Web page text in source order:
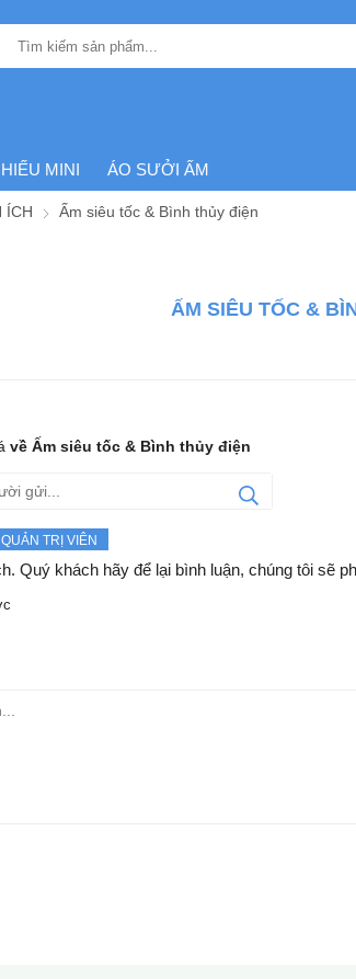
MINI ÁO SƯỞI ẤM
ÍCH Ấm siêu tốc & Bình thủy điện
ẤM SIÊU TỐC &
về Ấm siêu tốc & Bình thủy điện
QUẢN TRỊ VIÊN
Quý khách hãy để lại bình luận, chúng tôi sẽ